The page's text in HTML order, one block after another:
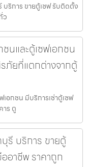
ริการ ขายตู้เซฟ รับติดตั้ง
ว
นและตู้เซฟเอกชน
รภัยที่แตกต่างจากตู้
อกชน มีบริการเช่าตู้เซฟ
าร ตู
รี บริการ ขายตู้
อาชีพ ราคาถูก